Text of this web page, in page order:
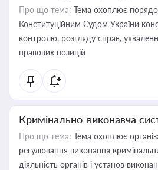
Про що тема: Тема охоплює
Конституційним Судом України
контролю, розгляду справ,
правових позицій
Кримінально-виконавча
Про що тема: Тема охоплює
регулювання виконання
діяльність органів і установ